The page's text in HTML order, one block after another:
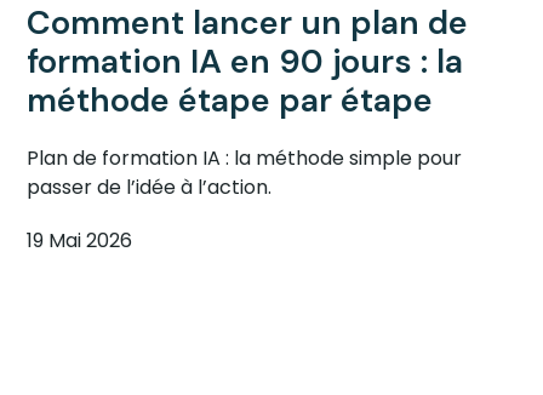
Comment lancer un plan de
formation IA en 90 jours : la
méthode étape par étape
Plan de formation IA : la méthode simple pour
passer de l’idée à l’action.
19 Mai 2026